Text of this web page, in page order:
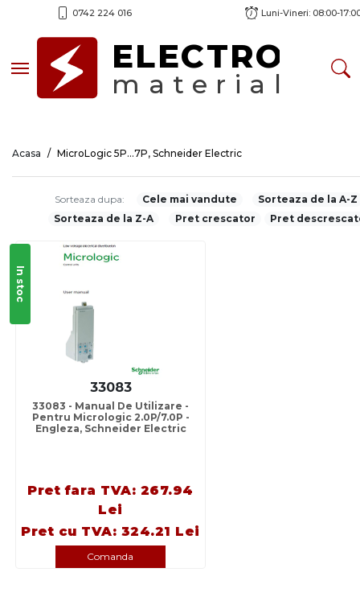
0742 224 016 Luni-Vineri: 08:00-
Toggle navigationELECTRO
material
Acasa MicroLogic 5P...7P, Schneider Electric
Sorteaza dupa: Cele mai vandute
Sorteaza de la A-Z
Sorteaza de la Z-A
Pret crescator Pret
In stoc
33083
33083 - Manual De Utilizare -
Pentru Micrologic 2.0P/7.0P -
Engleza, Schneider Electric
Pret fara TVA: 267.94
Lei
Pret cu TVA: 324.21 Lei
Comanda